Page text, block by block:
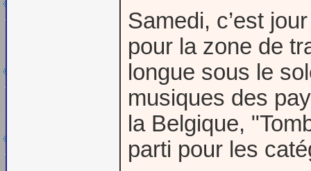
Samedi, c’est
pour la zone de
longue sous le
musiques des
la Belgique,
parti pour les